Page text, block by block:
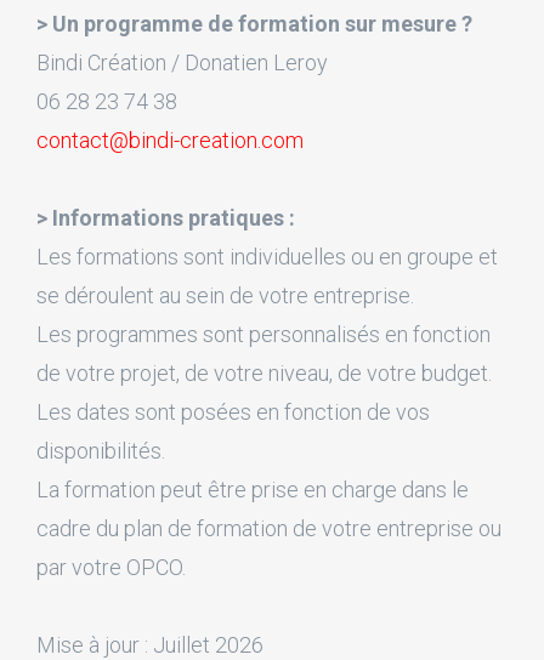
> Un programme de formation sur mesure ?
Bindi Création / Donatien Leroy
06 28 23 74 38
contact@bindi-creation.com
> Informations pratiques :
Les formations sont individuelles ou en groupe et
se déroulent au sein de votre entreprise.
Les programmes sont personnalisés en fonction
de votre projet, de votre niveau, de votre budget.
Les dates sont posées en fonction de vos
disponibilités.
La formation peut être prise en charge dans le
cadre du plan de formation de votre entreprise ou
par votre OPCO.
Mise à jour : Juillet 2026